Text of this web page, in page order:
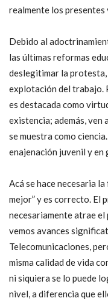
realmente los
Debido al
las últimas reformas
deslegitimar la
explotación del trabajo.
es destacada como
existencia; además, ven
se muestra como
enajenación juvenil y en
Acá se hace necesaria
mejor” y es correcto. El
necesariamente atrae
vemos avances
Telecomunicaciones,
misma calidad de vida
ni siquiera se lo puede
nivel, a diferencia que